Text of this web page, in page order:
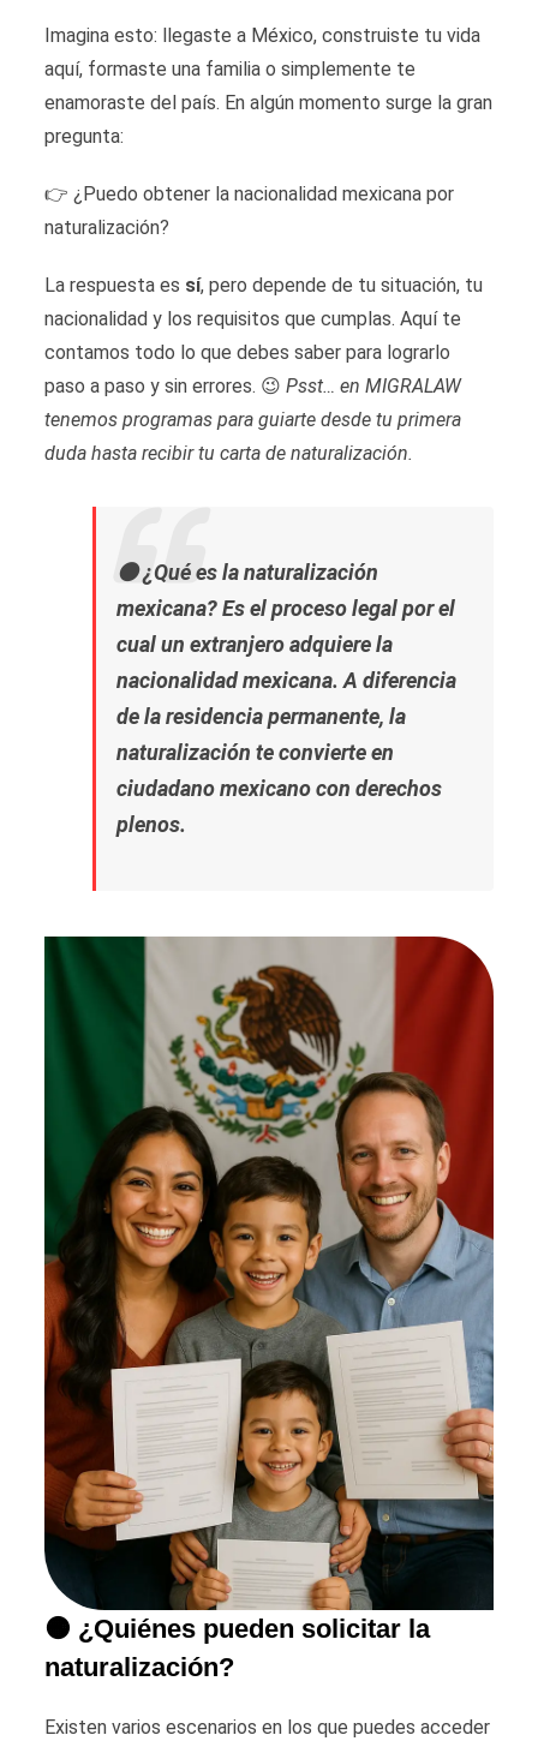
Imagina esto: llegaste a México, construiste tu vida
aquí, formaste una familia o simplemente te
enamoraste del país. En algún momento surge la gran
pregunta:
👉 ¿Puedo obtener la nacionalidad mexicana por
naturalización?
La respuesta es sí, pero depende de tu situación, tu
nacionalidad y los requisitos que cumplas. Aquí te
contamos todo lo que debes saber para lograrlo
paso a paso y sin errores. 😉 Psst… en MIGRALAW
tenemos programas para guiarte desde tu primera
duda hasta recibir tu carta de naturalización.
🟠 ¿Qué es la naturalización
mexicana? Es el proceso legal por el
cual un extranjero adquiere la
nacionalidad mexicana. A diferencia
de la residencia permanente, la
naturalización te convierte en
ciudadano mexicanocon derechos
plenos.
🟠 ¿Quiénes pueden solicitar la
naturalización?
Existen varios escenarios en los que puedes acceder